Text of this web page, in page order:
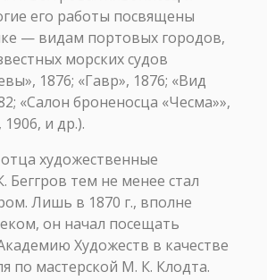
его работы посвящены
— видам портовых городов,
морских судов
1876; «Гавр», 1876; «Вид
«Салон броненосца «Чесма»»,
и др.).
художественные
Беггров тем не менее стал
Лишь в 1870 г., вполне
он начал посещать
Художеств в качестве
по мастерской М. К. Клодта.